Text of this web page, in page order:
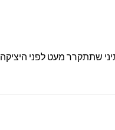
שתתקרר מעט לפני היציקה